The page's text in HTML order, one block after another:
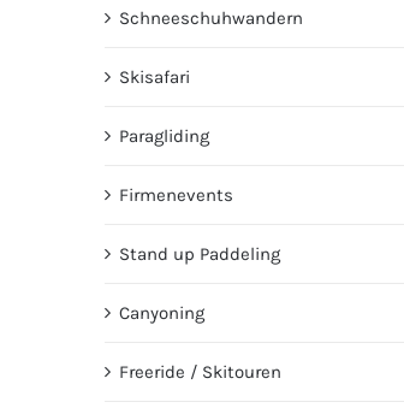
Schneeschuhwandern
Skisafari
Paragliding
Firmenevents
Stand up Paddeling
Canyoning
Freeride / Skitouren